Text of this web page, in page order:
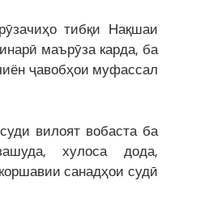
тибқи Нақшаи
маърӯза карда, ба
ҷавобҳои муфассал
вилоят вобаста ба
хулоса дода,
санадҳои судӣ